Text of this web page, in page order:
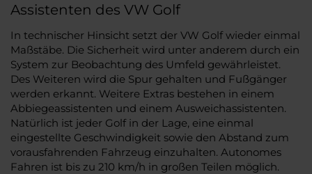
Assistenten des VW Golf
In technischer Hinsicht setzt der VW Golf wieder einmal
Maßstäbe. Die Sicherheit wird unter anderem durch ein
System zur Beobachtung des Umfeld gewährleistet.
Des Weiteren wird die Spur gehalten und Fußgänger
werden erkannt. Weitere Extras bestehen in einem
Abbiegeassistenten und einem Ausweichassistenten.
Natürlich ist jeder Golf in der Lage, eine einmal
eingestellte Geschwindigkeit sowie den Abstand zum
vorausfahrenden Fahrzeug einzuhalten. Autonomes
Fahren ist bis zu 210 km/h in großen Teilen möglich.